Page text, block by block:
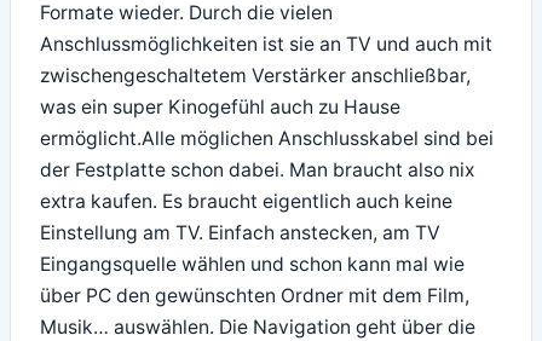
Formate wieder. Durch die vielen
Anschlussmöglichkeiten ist sie an TV und auch mit
zwischengeschaltetem Verstärker anschließbar,
was ein super Kinogefühl auch zu Hause
ermöglicht.Alle möglichen Anschlusskabel sind bei
der Festplatte schon dabei. Man braucht also nix
extra kaufen. Es braucht eigentlich auch keine
Einstellung am TV. Einfach anstecken, am TV
Eingangsquelle wählen und schon kann mal wie
über PC den gewünschten Ordner mit dem Film,
Musik… auswählen. Die Navigation geht über die